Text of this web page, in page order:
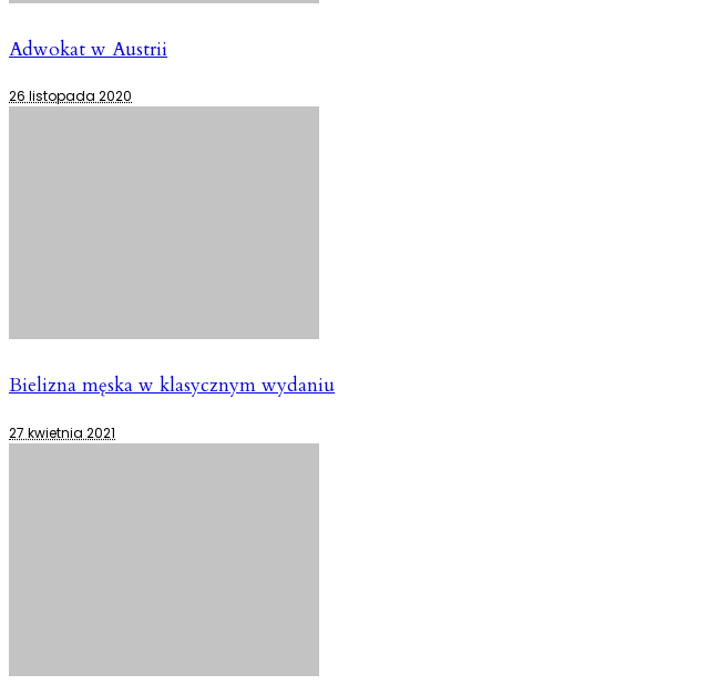
Adwokat w Austrii
26 listopada 2020
Bielizna męska w klasycznym wydaniu
27 kwietnia 2021